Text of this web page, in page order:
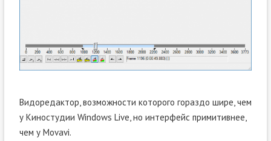
Видоредактор, возможности которого гораздо шире, чем
у Киностудии Windows Live, но интерфейс примитивнее,
чем у Movavi.